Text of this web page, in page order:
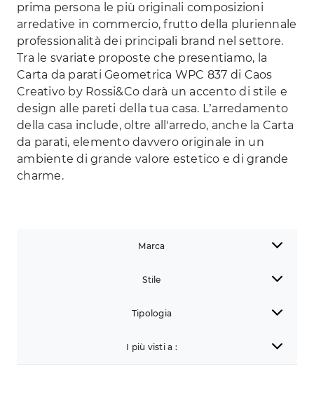
prima persona le più originali composizioni
arredative in commercio, frutto della pluriennale
professionalità dei principali brand nel settore.
Tra le svariate proposte che presentiamo, la
Carta da parati Geometrica WPC 837 di Caos
Creativo by Rossi&Co darà un accento di stile e
design alle pareti della tua casa. L’arredamento
della casa include, oltre all'arredo, anche la Carta
da parati, elemento davvero originale in un
ambiente di grande valore estetico e di grande
charme.
Marca
Stile
Tipologia
I più visti a :